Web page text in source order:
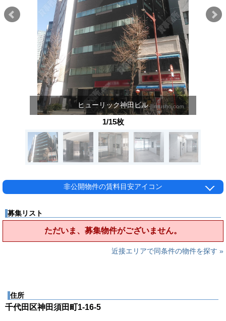
ヒューリック神田ビル
1/15枚
非公開物件の賃料目安アイコン
募集リスト
ただいま、募集物件がございません。
近接エリアで同条件の物件を探す »
住所
千代田区神田須田町1-16-5